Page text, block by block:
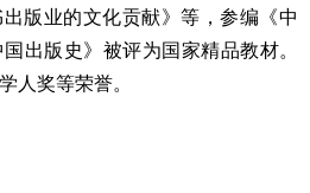
版业的文化贡献》等，参编《中
出版史》被评为国家精品教材。
人奖等荣誉。